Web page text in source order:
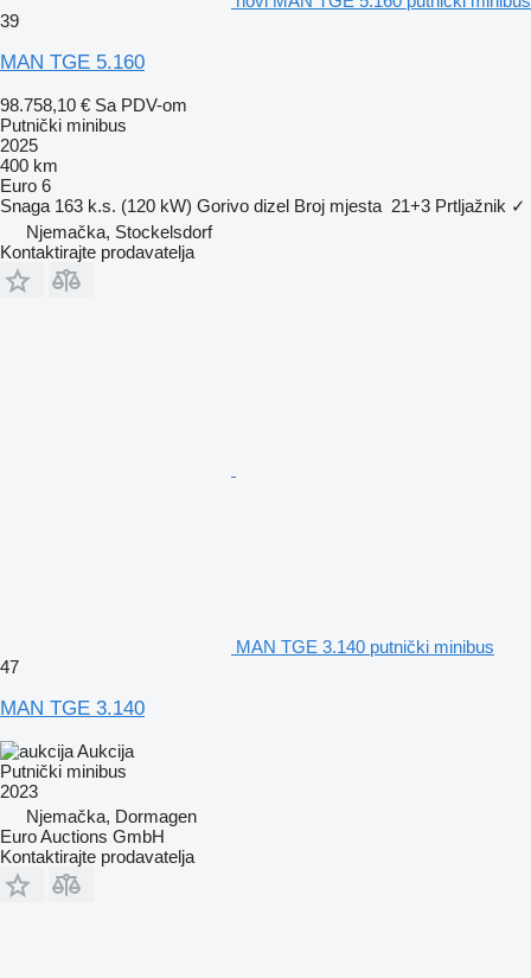
39
MAN TGE 5.160
98.758,10 € Sa PDV-om
Putnički minibus
2025
400 km
Euro 6
Snaga 163 k.s. (120 kW) Gorivo dizel Broj mjesta 21+3 Prtljažnik ✓
Njemačka, Stockelsdorf
Kontaktirajte prodavatelja
MAN TGE 3.140 putnički minibus
47
MAN TGE 3.140
Aukcija
Putnički minibus
2023
Njemačka, Dormagen
Euro Auctions GmbH
Kontaktirajte prodavatelja